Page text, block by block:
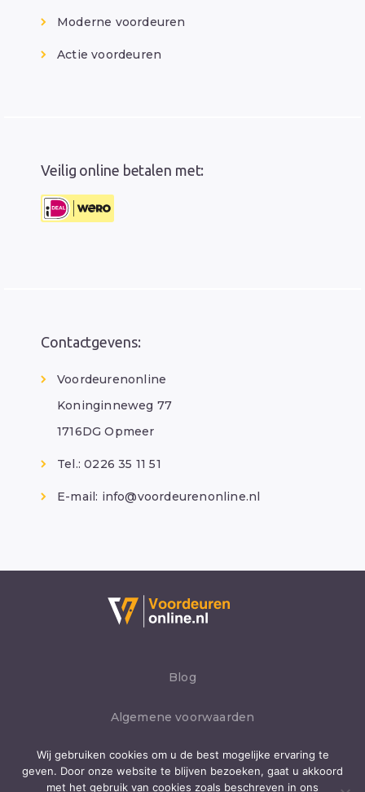
Moderne voordeuren
Actie voordeuren
Veilig online betalen met:
Contactgevens:
Voordeurenonline
Koninginneweg 77
1716DG Opmeer
Tel.: 0226 35 11 51
E-mail: info@voordeurenonline.nl
Blog
Algemene voorwaarden
Privacybeleid
Wij gebruiken cookies om u de best mogelijke ervaring te
geven. Door onze website te blijven bezoeken, gaat u akkoord
met het gebruik van cookies zoals beschreven in ons